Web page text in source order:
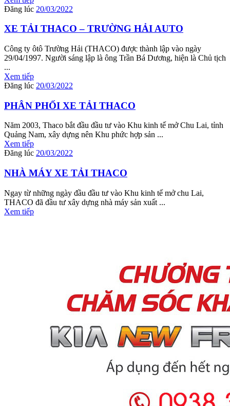
Đăng lúc 20/03/2022
XE TẢI THACO – TRƯỜNG HẢI AUTO
Công ty ôtô Trường Hải (THACO) được thành lập vào ngày
29/04/1997. Người sáng lập là ông Trần Bá Dương, hiện là Chủ tịch
...
Xem tiếp
Đăng lúc 20/03/2022
PHÂN PHỐI XE TẢI THACO
Năm 2003, Thaco bắt đầu đầu tư vào Khu kinh tế mở Chu Lai, tỉnh
Quảng Nam, xây dựng nên Khu phức hợp sản ...
Xem tiếp
Đăng lúc 20/03/2022
NHÀ MÁY XE TẢI THACO
Ngay từ những ngày đầu đầu tư vào Khu kinh tế mở chu Lai,
THACO đã đầu tư xây dựng nhà máy sản xuất ...
Xem tiếp